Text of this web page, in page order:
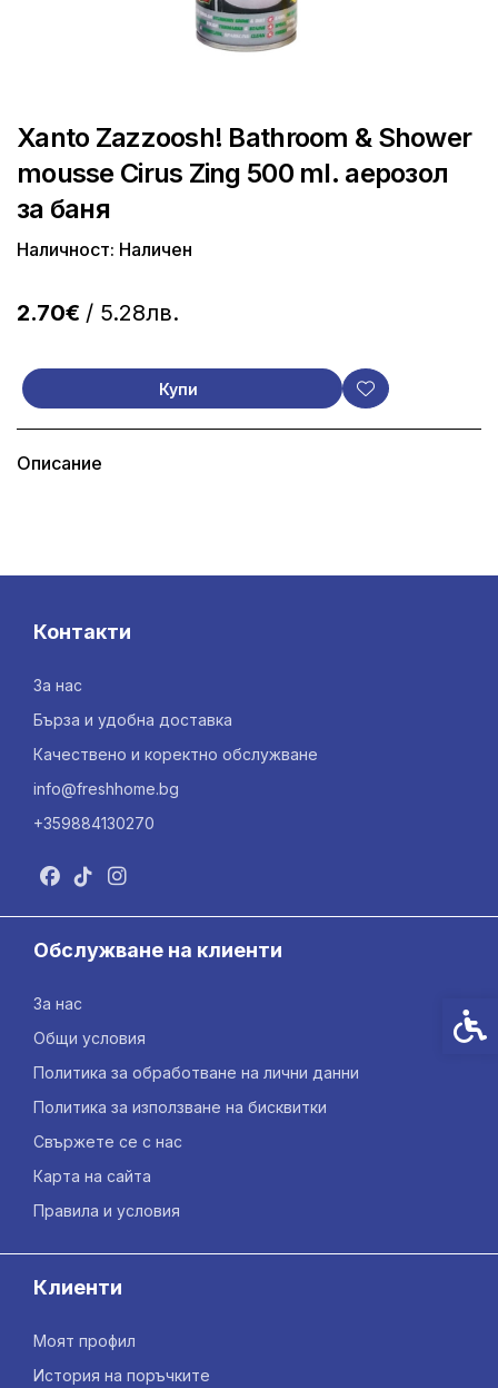
Xanto Zazzoosh! Bathroom & Shower
mousse Cirus Zing 500 ml. аерозол
за баня
Наличност: Наличен
2.70€ / 5.28лв.
Купи
Описание
Контакти
За нас
Бърза и удобна доставка
Качествено и коректно обслужване
info@freshhome.bg
+359884130270
Обслужване на клиенти
За нас
Общи условия
Политика за обработване на лични данни
Политика за използване на бисквитки
Свържете се с нас
Карта на сайта
Правила и условия
Клиенти
Моят профил
История на поръчките